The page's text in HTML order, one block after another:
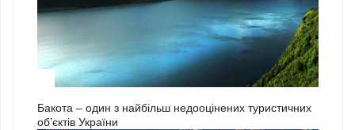
Бакота – один з найбільш недооцінених туристичних
об’єктів України